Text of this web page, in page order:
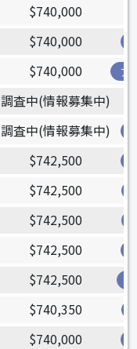
$740,000
$740,000
$740,000 ア
調査中(情報募集中)
調査中(情報募集中)
$742,500
$742,500
$742,500
$742,500
$742,500
$740,350
$740,000